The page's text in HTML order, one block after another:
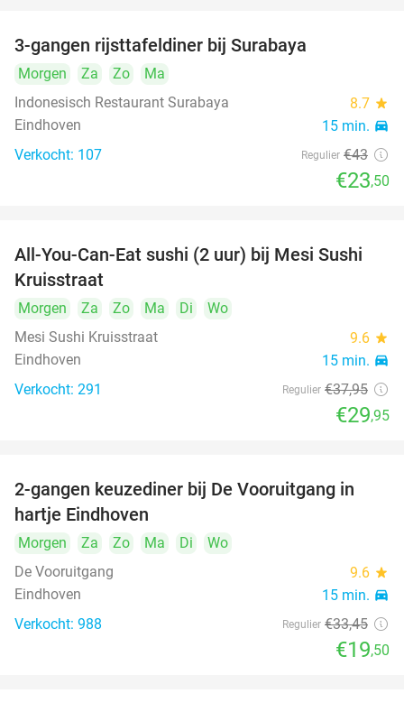
3-gangen rijsttafeldiner bij Surabaya
Morgen Za Zo
Ma
Indonesisch Restaurant Surabaya
8.7 star
Eindhoven 15 min. directions_car
Verkocht: 107 Regulier €43
€23,50
21%
All-You-Can-Eat sushi (2 uur) bij Mesi Sushi
Kruisstraat
Morgen Za Zo Ma Di
Wo
Mesi Sushi Kruisstraat
9.6 star
Eindhoven 15 min. directions_car
Verkocht: 291 Regulier €37,95
€29,95
42%
2-gangen keuzediner bij De Vooruitgang in
hartje Eindhoven
Morgen Za Zo Ma Di
Wo
De Vooruitgang
9.6 star
Eindhoven 15 min. directions_car
Verkocht: 988 Regulier €33,45
€19,50